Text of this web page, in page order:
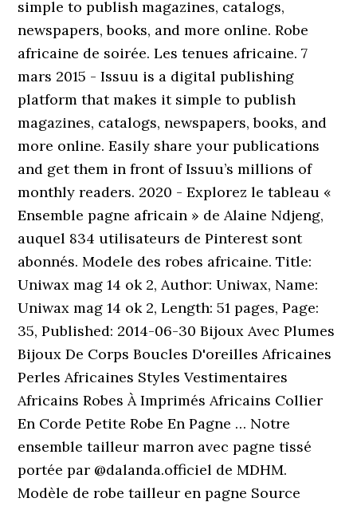
simple to publish magazines, catalogs,
newspapers, books, and more online. Robe
africaine de soirée. Les tenues africaine. 7
mars 2015 - Issuu is a digital publishing
platform that makes it simple to publish
magazines, catalogs, newspapers, books, and
more online. Easily share your publications
and get them in front of Issuu’s millions of
monthly readers. 2020 - Explorez le tableau «
Ensemble pagne africain » de Alaine Ndjeng,
auquel 834 utilisateurs de Pinterest sont
abonnés. Modele des robes africaine. Title:
Uniwax mag 14 ok 2, Author: Uniwax, Name:
Uniwax mag 14 ok 2, Length: 51 pages, Page:
35, Published: 2014-06-30 Bijoux Avec Plumes
Bijoux De Corps Boucles D'oreilles Africaines
Perles Africaines Styles Vestimentaires
Africains Robes À Imprimés Africains Collier
En Corde Petite Robe En Pagne … Notre
ensemble tailleur marron avec pagne tissé
portée par @dalanda.officiel de MDHM.
Modèle de robe tailleur en pagne Source